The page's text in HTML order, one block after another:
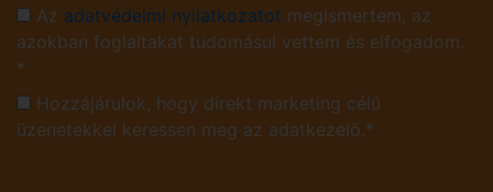
Az adatvédelmi nyilatkozatot megismertem, az
azokban foglaltakat tudomásul vettem és elfogadom.
*
Hozzájárulok, hogy direkt marketing célú
üzenetekkel keressen meg az adatkezelő.*